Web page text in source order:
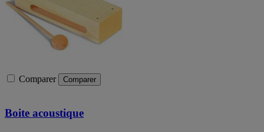
Comparer Comparer
Boite acoustique